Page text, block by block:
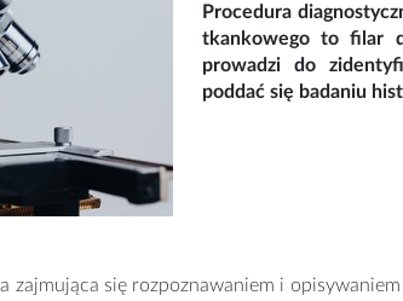
Procedura
tkankowego to filar
prowadzi do
poddać się badaniu
zajmująca się rozpoznawaniem i